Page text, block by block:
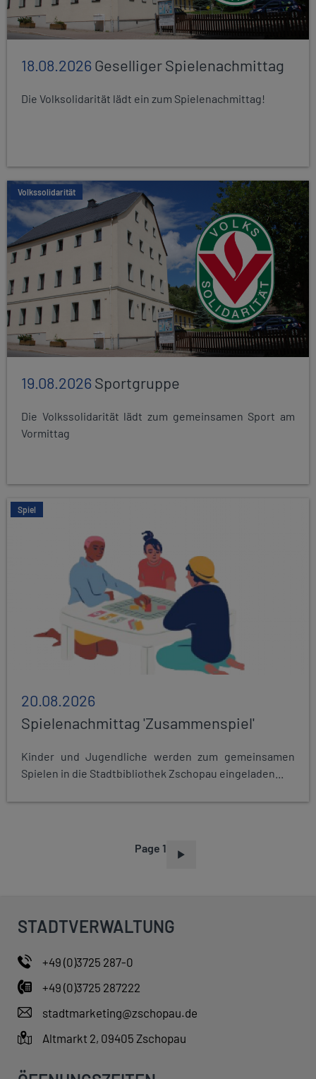
18.08.2026Geselliger Spielenachmittag
Die Volksolidarität lädt ein zum Spielenachmittag!
Volkssolidarität
19.08.2026Sportgruppe
Die Volkssolidarität lädt zum gemeinsamen Sport am
Vormittag
Spiel
20.08.2026
Spielenachmittag 'Zusammenspiel'
Kinder und Jugendliche werden zum gemeinsamen
Spielen in die Stadtbibliothek Zschopau eingeladen...
Page 1
STADTVERWALTUNG
+49 (0)3725 287-0
+49 (0)3725 287222
stadtmarketing@zschopau.de
Altmarkt 2, 09405 Zschopau